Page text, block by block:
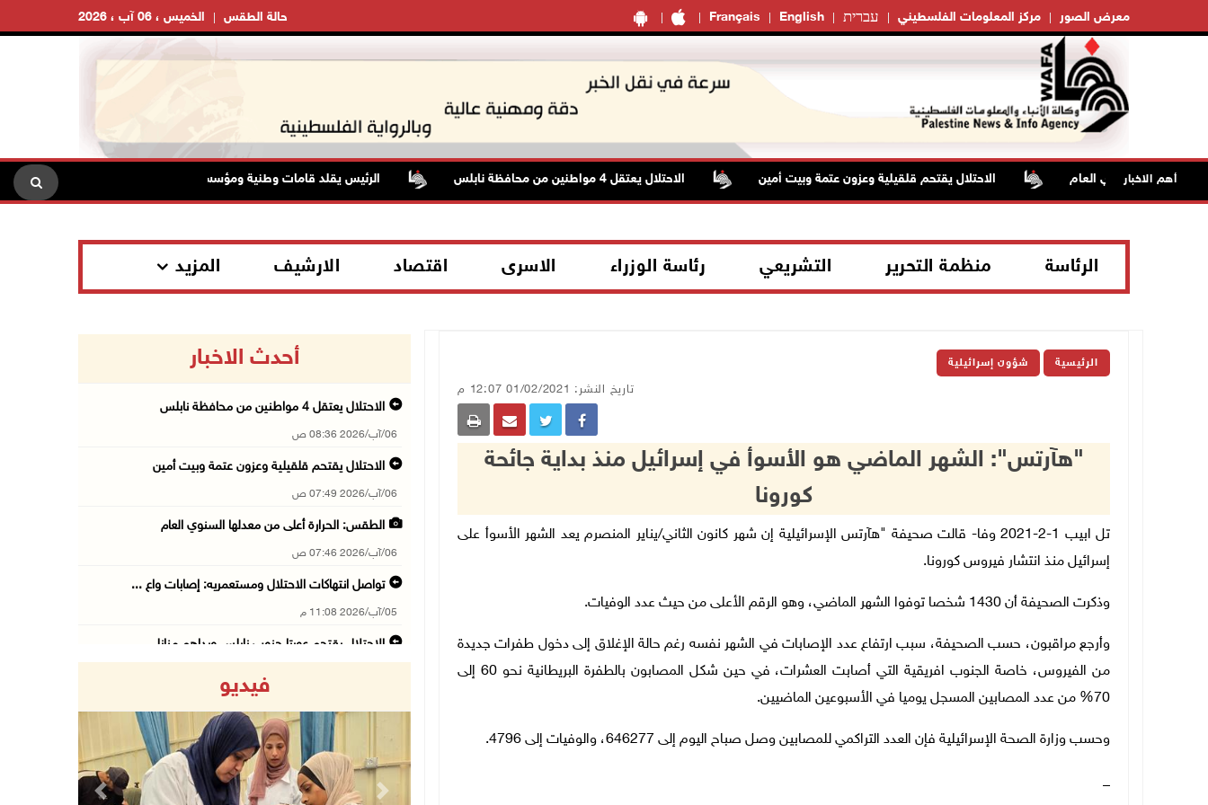
Français English עברית مركز المعلومات الفلسطيني معرض الصور الخميس ، 06 آب ، 2026 حالة الطقس
أهم الاخبار
معدلها السنوي العام الاحتلال يقتحم قلقيلية وعزون عتمة وبيت أمين الاحتلال يعتقل 4 مواطنين من محافظة نابلس الرئيس يقلد قامات وطنية ومؤسسين في "اتحاد الكتاب" والأدباء أوسمة
الرئاسة منظمة التحرير التشريعي رئاسة الوزراء الاسرى اقتصاد الارشيف المزيد
الرئيسية شؤون إسرائيلية
تاريخ النشر: 01/02/2021 12:07 م
"هآرتس": الشهر الماضي هو الأسوأ في إسرائيل منذ بداية جائحة
كورونا
تل ابيب 1-2-2021 وفا- قالت صحيفة "هآرتس الإسرائيلية إن شهر كانون الثاني/يناير المنصرم يعد الشهر الأسوأ على
إسرائيل منذ انتشار فيروس كورونا.
وذكرت الصحيفة أن 1430 شخصا توفوا الشهر الماضي، وهو الرقم الأعلى من حيث عدد الوفيات.
وأرجع مراقبون، حسب الصحيفة، سبب ارتفاع عدد الإصابات في الشهر نفسه رغم حالة الإغلاق إلى دخول طفرات جديدة
من الفيروس، خاصة الجنوب افريقية التي أصابت العشرات، في حين شكل المصابون بالطفرة البريطانية نحو 60 إلى
70% من عدد المصابين المسجل يوميا في الأسبوعين الماضيين.
وحسب وزارة الصحة الإسرائيلية فإن العدد التراكمي للمصابين وصل صباح اليوم إلى 646277، والوفيات إلى 4796.
_
أحدث الاخبار
الاحتلال يعتقل 4 مواطنين من محافظة نابلس
06/آب/2026 08:36 ص
الاحتلال يقتحم قلقيلية وعزون عتمة وبيت أمين
06/آب/2026 07:49 ص
الطقس: الحرارة أعلى من معدلها السنوي العام
06/آب/2026 07:46 ص
تواصل انتهاكات الاحتلال ومستعمريه: إصابات واع ...
05/آب/2026 11:08 م
الاحتلال يقتحم عورتا جنوب نابلس ويداهم منازل
إصابة 3 مواطنين إثر اعتداء مستعمرين عليهم في ...
05/آب/2026 10:53 م
فيديو
Previous Next